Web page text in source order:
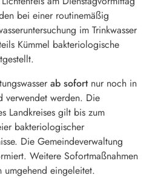
bei einer routinemäßig
im Trinkwasser
Kümmel bakteriologische
ab sofortnur noch in
verwendet werden. Die
Landkreises gilt bis zum
bakteriologischer
Die Gemeindeverwaltung
Weitere Sofortmaßnahmen
umgehend eingeleitet.